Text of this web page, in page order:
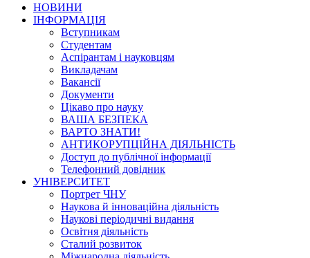
НОВИНИ
ІНФОРМАЦІЯ
Вступникам
Студентам
Аспірантам і науковцям
Викладачам
Вакансії
Документи
Цікаво про науку
ВАША БЕЗПЕКА
ВАРТО ЗНАТИ!
АНТИКОРУПЦІЙНА ДІЯЛЬНІСТЬ
Доступ до публічної інформації
Телефонний довідник
УНІВЕРСИТЕТ
Портрет ЧНУ
Наукова й інноваційна діяльність
Наукові періодичні видання
Освітня діяльність
Сталий розвиток